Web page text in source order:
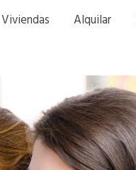
Viviendas Alquilar